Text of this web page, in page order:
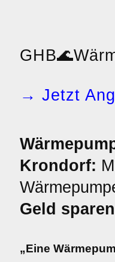
GHB🌊
→ Jetzt
Krondorf:
Geld sparen
„Eine